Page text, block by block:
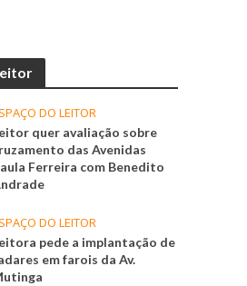
DO LEITOR
quer avaliação sobre
das Avenidas
Ferreira com Benedito
DO LEITOR
pede a implantação de
em farois da Av.